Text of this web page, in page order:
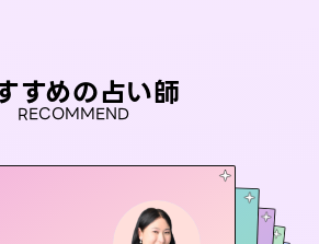
すめの占い師
RECOMMEND